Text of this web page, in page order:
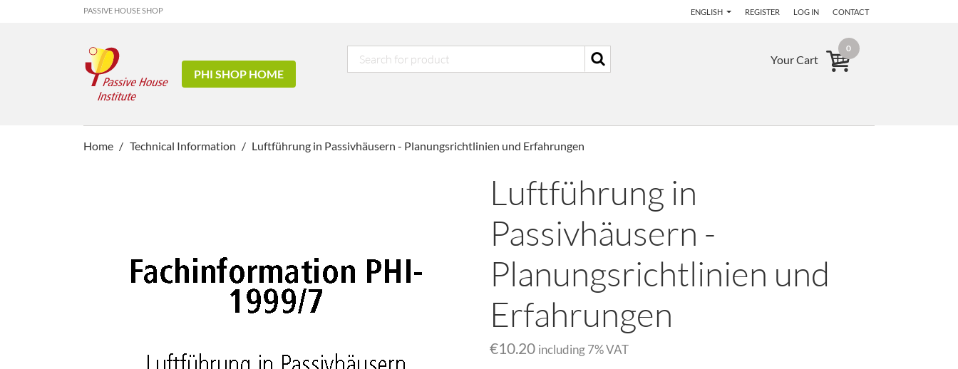
PASSIVE HOUSE SHOP ENGLISH REGISTER LOG IN CONTACT
PHI SHOP HOME
Your Cart
0
Home Technical Information Luftführung in Passivhäusern - Planungsrichtlinien und Erfahrungen
Luftführung in
Passivhäusern -
Planungsrichtlinien und
Erfahrungen
€10.20 including 7% VAT